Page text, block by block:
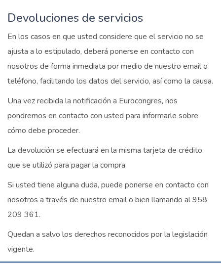
Devoluciones de servicios
En los casos en que usted considere que el servicio no se
ajusta a lo estipulado, deberá ponerse en contacto con
nosotros de forma inmediata por medio de nuestro email o
teléfono, facilitando los datos del servicio, así como la causa.
Una vez recibida la notificación a Eurocongres, nos
pondremos en contacto con usted para informarle sobre
cómo debe proceder.
La devolución se efectuará en la misma tarjeta de crédito
que se utilizó para pagar la compra.
Si usted tiene alguna duda, puede ponerse en contacto con
nosotros a través de nuestro email o bien llamando al 958
209 361.
Quedan a salvo los derechos reconocidos por la legislación
vigente.